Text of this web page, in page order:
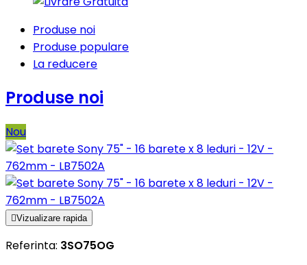
Produse noi
Produse populare
La reducere
Produse noi
Nou
Vizualizare rapida
Referinta: 3SO75OG